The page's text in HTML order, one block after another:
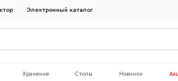
Электронный каталог
Хранение Столы Новинки